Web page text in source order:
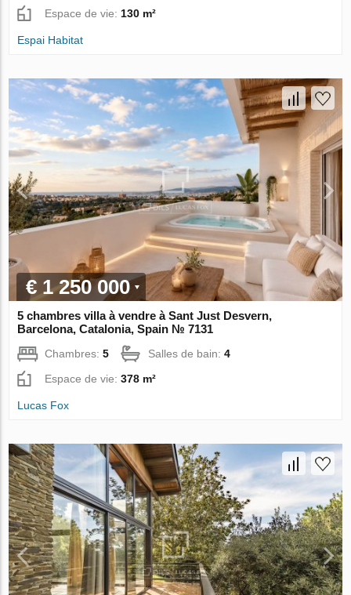
Espace de vie: 130 m²
Espai Habitat
€ 1 250 000
5 chambres villa à vendre à Sant Just Desvern,
Barcelona, Catalonia, Spain № 7131
Chambres:5 Salles de bain:4
Espace de vie:378 m²
Lucas Fox